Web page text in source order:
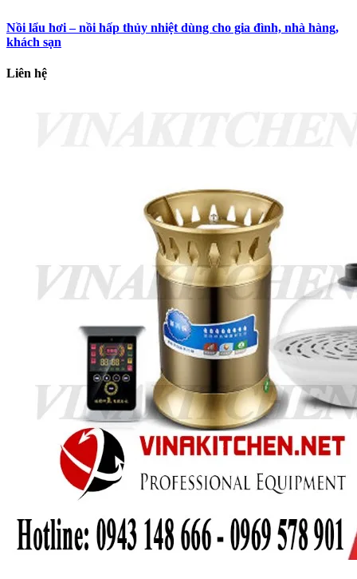
Nồi lẩu hơi – nồi hấp thủy nhiệt dùng cho gia đình, nhà hàng,
khách sạn
Liên hệ